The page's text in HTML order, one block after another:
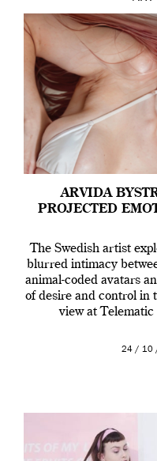
ARVIDA
PROJECTED
The Swedish artist
blurred intimacy
animal-coded avatars
of desire and control in
view at
24 / 10